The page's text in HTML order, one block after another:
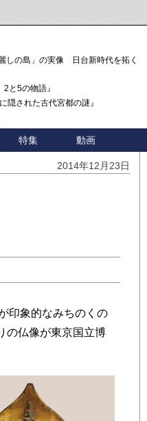
しの島」の実像 日台新時代を拓く「3
と5の物語』
隠された古代宮都の謎』
特集 動画
2014年12月23日
印象的なみちのくの
の仏像が東京国立博